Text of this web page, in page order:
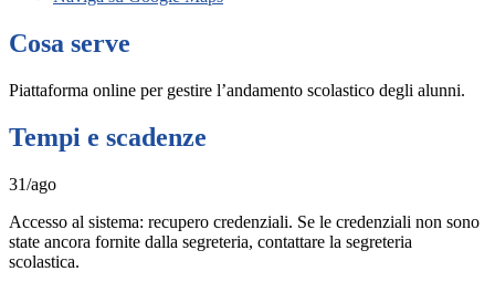
Cosa serve
Piattaforma online per gestire l’andamento scolastico degli alunni.
Tempi e scadenze
31/ago
Accesso al sistema: recupero credenziali. Se le credenziali non sono
state ancora fornite dalla segreteria, contattare la segreteria
scolastica.